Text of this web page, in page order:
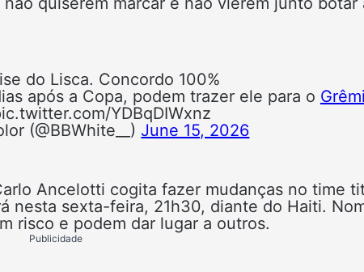
do Lisca. Concordo 100%
após a Copa, podem trazer ele para o
YDBqDIWxnz
(@BBWhite__) June 15, 2026
Ancelotti cogita fazer mudanças no time
nesta sexta-feira, 21h30, diante do Haiti.
risco e podem dar lugar a outros.
Publicidade